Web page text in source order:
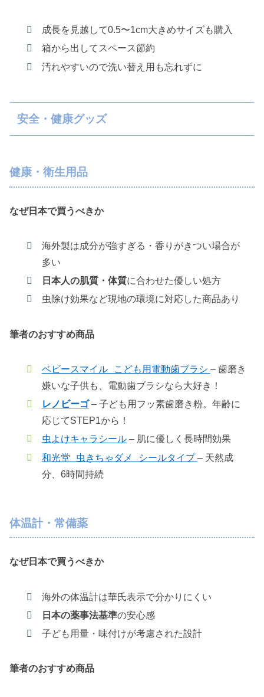
成長を見越して0.5〜1cm大きめサイズも購入
箱から出してスペース節約
汚れやすいので洗い替え用も忘れずに
安全・健康グッズ
健康・衛生用品
なぜ日本で買うべきか
海外製は成分が強すぎる・香りがきつい場合が
多い
日本人の肌質・体質に合わせた優しい処方
虫除け効果など現地の環境に対応した商品あり
筆者のおすすめ商品
ベビースマイル こども用電動歯ブラシ – 歯磨き
嫌いな子供も、電動歯ブラシなら大好き！
レノビーゴ– 子ども用フッ素歯磨き粉。年齢に
応じてSTEP1から！
虫よけキャラシール– 肌に優しく長時間効果
和光堂 虫きちゃダメ シールタイプ – 天然成
分、6時間持続
体温計・常備薬
なぜ日本で買うべきか
海外の体温計は華氏表示で分かりにくい
日本の薬事法基準の安心感
子ども用量・味付けが考慮された設計
筆者のおすすめ商品